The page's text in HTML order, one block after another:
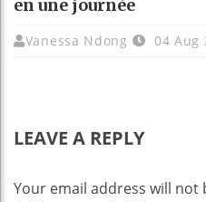
en une journée
Vanessa Ndong 04 Aug
LEAVE A REPLY
Your email address will not